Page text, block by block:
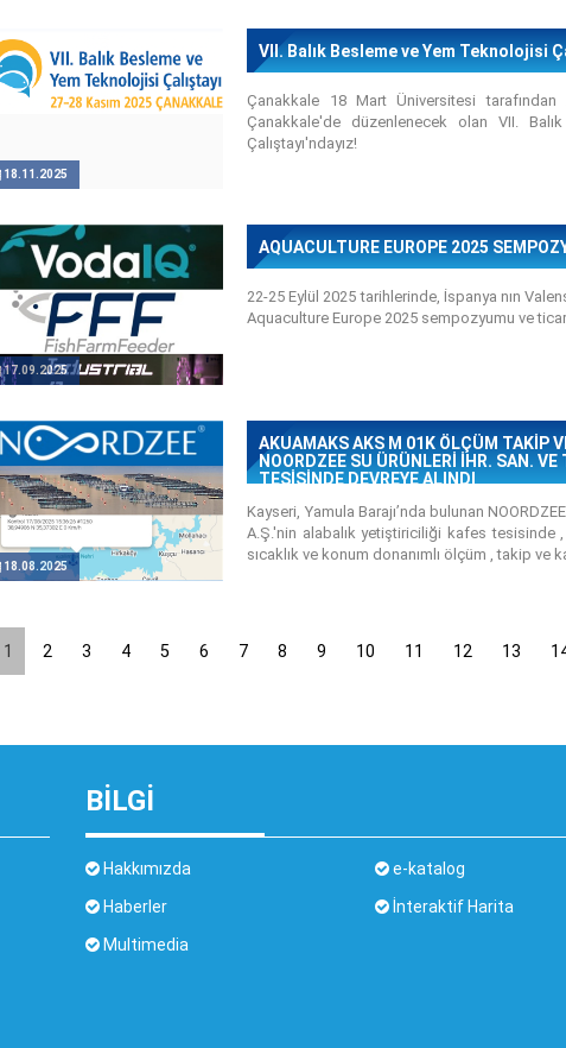
Yetiştiriciliğinde Elektronik Markalamanın
yaptı.
18.11.2025
VII. Balık Besleme ve Yem Teknolojisi
Çanakkale 18 Mart Üniversitesi tarafından
Çanakkale'de düzenlenecek olan VII.
Çalıştayı'ndayız!
17.09.2025
AQUACULTURE EUROPE 2025
22-25 Eylül 2025 tarihlerinde, İspanya nın
Aquaculture Europe 2025 sempozyumu ve
18.08.2025
AKUAMAKS AKS M 01K ÖLÇÜM TAKİP
NOORDZEE SU ÜRÜNLERİ İHR. SAN. VE
TESİSİNDE DEVREYE ALINDI
Kayseri, Yamula Barajı’nda bulunan
A.Ş.'nin alabalık yetiştiriciliği kafes tesisinde
sıcaklık ve konum donanımlı ölçüm , takip ve
1 2 3 4 5 6 7 8 9 10 11 12 13
BİLGİ
Hakkımızda
Haberler
Multimedia
e-katalog
İnteraktif Harita